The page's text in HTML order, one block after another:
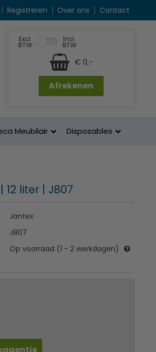
Registreren Over ons Contact
Excl.
BTW
Incl.
BTW
€ 0,-
Afrekenen
Meubilair Disposables
12 liter | J807
Jantex
J807
Op voorraad (1 - 2 werkdagen)